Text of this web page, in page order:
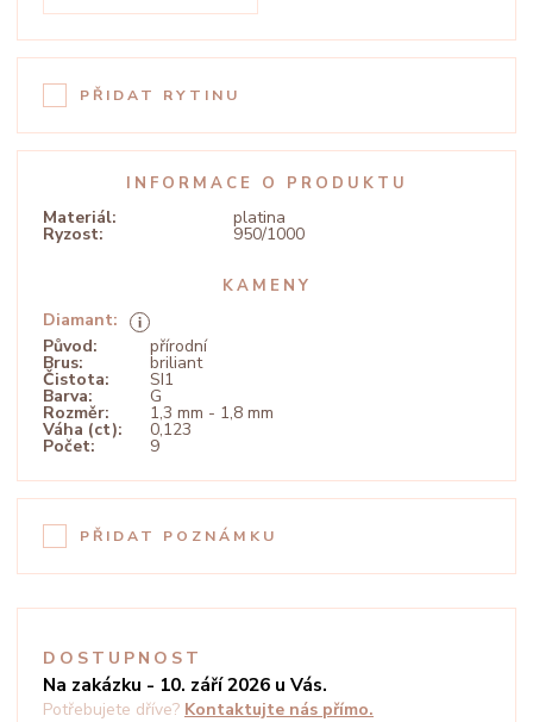
PŘIDAT RYTINU
INFORMACE O PRODUKTU
Materiál: platina
Ryzost: 950/1000
KAMENY
Diamant:
Původ:
přírodní
Brus: briliant
Čistota: SI1
Barva: G
Rozměr: 1,3 mm - 1,8 mm
Váha (ct): 0,123
Počet: 9
PŘIDAT POZNÁMKU
DOSTUPNOST
Na zakázku - 10. září 2026 u Vás.
Potřebujete dříve? Kontaktujte nás přímo.